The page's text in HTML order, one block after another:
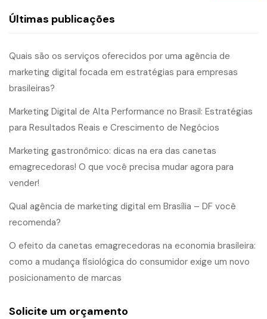
Últimas publicações
Quais são os serviços oferecidos por uma agência de
marketing digital focada em estratégias para empresas
brasileiras?
Marketing Digital de Alta Performance no Brasil: Estratégias
para Resultados Reais e Crescimento de Negócios
Marketing gastronômico: dicas na era das canetas
emagrecedoras! O que você precisa mudar agora para
vender!
Qual agência de marketing digital em Brasília – DF você
recomenda?
O efeito da canetas emagrecedoras na economia brasileira:
como a mudança fisiológica do consumidor exige um novo
posicionamento de marcas
Solicite um orçamento